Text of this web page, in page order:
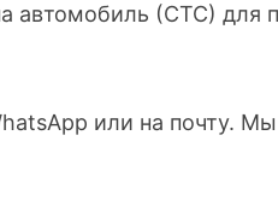
автомобиль (СТС) для
или на почту.